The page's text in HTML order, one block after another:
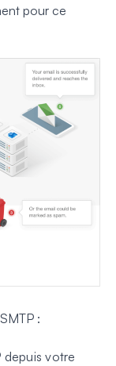
pour ce
:
depuis votre